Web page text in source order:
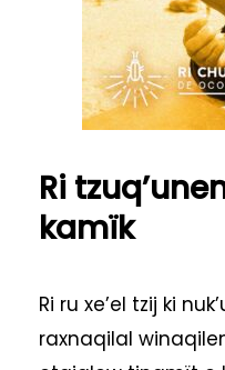
Ri
kamïk
Ri ru xe’el tzij ki
raxnaqilal